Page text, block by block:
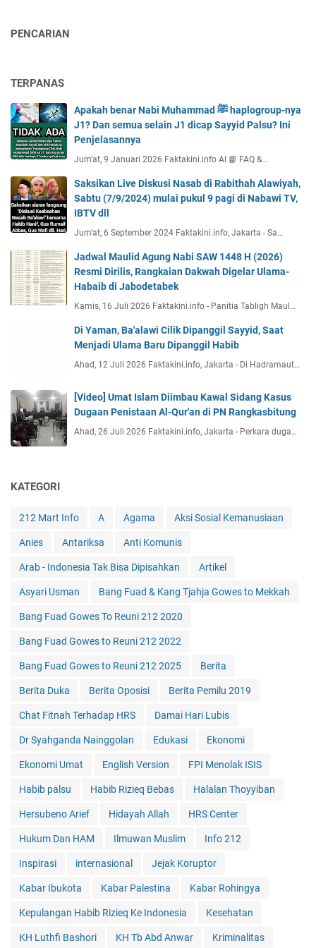
PENCARIAN
TERPANAS
Apakah benar Nabi Muhammad ﷺ haplogroup-nya
J1? Dan semua selain J1 dicap Sayyid Palsu? Ini
Penjelasannya
Jum'at, 9 Januari 2026 Faktakini.info AI 📘 FAQ &…
Saksikan Live Diskusi Nasab di Rabithah Alawiyah,
Sabtu (7/9/2024) mulai pukul 9 pagi di Nabawi TV,
IBTV dll
Jum'at, 6 September 2024 Faktakini.info, Jakarta - Sa…
Jadwal Maulid Agung Nabi SAW 1448 H (2026)
Resmi Dirilis, Rangkaian Dakwah Digelar Ulama-
Habaib di Jabodetabek
Kamis, 16 Juli 2026 Faktakini.info - Panitia Tabligh Maul…
Di Yaman, Ba'alawi Cilik Dipanggil Sayyid, Saat
Menjadi Ulama Baru Dipanggil Habib
Ahad, 12 Juli 2026 Faktakini.info, Jakarta - Di Hadramaut…
[Video] Umat Islam Diimbau Kawal Sidang Kasus
Dugaan Penistaan Al-Qur'an di PN Rangkasbitung
Ahad, 26 Juli 2026 Faktakini.info, Jakarta - Perkara duga…
KATEGORI
212 Mart Info A Agama Aksi Sosial Kemanusiaan
Anies Antariksa Anti Komunis
Arab - Indonesia Tak Bisa Dipisahkan Artikel
Asyari Usman Bang Fuad & Kang Tjahja Gowes to Mekkah
Bang Fuad Gowes To Reuni 212 2020
Bang Fuad Gowes to Reuni 212 2022
Bang Fuad Gowes to Reuni 212 2025 Berita
Berita Duka Berita Oposisi Berita Pemilu 2019
Chat Fitnah Terhadap HRS Damai Hari Lubis
Dr Syahganda Nainggolan Edukasi Ekonomi
Ekonomi Umat English Version FPI Menolak ISIS
Habib palsu Habib Rizieq Bebas Halalan Thoyyiban
Hersubeno Arief Hidayah Allah HRS Center
Hukum Dan HAM Ilmuwan Muslim Info 212
Inspirasi internasional Jejak Koruptor
Kabar Ibukota Kabar Palestina Kabar Rohingya
Kepulangan Habib Rizieq Ke Indonesia Kesehatan
KH Luthfi Bashori KH Tb Abd Anwar Kriminalitas